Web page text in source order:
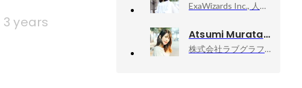
3 years
ExaWizards Inc., 人事 採用部
Atsumi Murata
株式会社ラブグラフ, Co-founder & CCO